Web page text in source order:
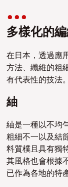
多樣化的
在日本，透過應
方法、纖維的粗
有代表性的技法。
紬
紬是一種以不均
粗細不一以及結
料質樸且具有獨
其風格也會根據
已作為各地的特